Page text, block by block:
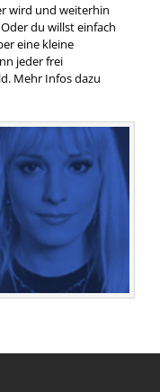
wird und weiterhin
du willst einfach
eine kleine
jeder frei
Mehr Infos dazu